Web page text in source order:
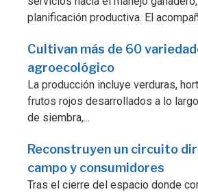
planificación productiva. El
Cultivan más de 60
agroecológico
La producción incluye verduras,
frutos rojos desarrollados a lo
de siembra,...
Reconstruyen un circuito
campo y consumidores
Tras el cierre del espacio donde